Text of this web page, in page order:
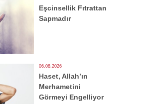
Eşcinsellik Fıtrattan
Sapmadır
06.08.2026
Haset, Allah’ın
Merhametini
Görmeyi Engelliyor